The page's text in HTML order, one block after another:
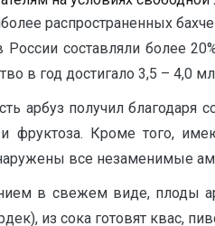
распространенных
России составляли более
в год достигало 3,5 – 4,0
арбуз получил благодаря
фруктоза. Кроме того,
все незаменимые
в свежем виде, плоды
из сока готовят квас,